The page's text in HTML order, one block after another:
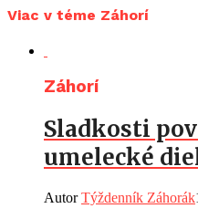
Viac v téme Záhorí
Záhorí
Sladkosti
umelecké
AutorTýždenník Záhorák